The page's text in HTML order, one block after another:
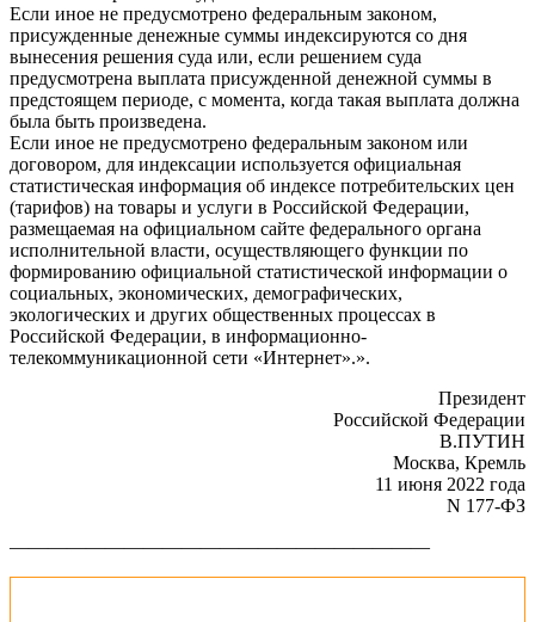
Если иное не предусмотрено федеральным законом,
присужденные денежные суммы индексируются со дня
вынесения решения суда или, если решением суда
предусмотрена выплата присужденной денежной суммы в
предстоящем периоде, с момента, когда такая выплата должна
была быть произведена.
Если иное не предусмотрено федеральным законом или
договором, для индексации используется официальная
статистическая информация об индексе потребительских цен
(тарифов) на товары и услуги в Российской Федерации,
размещаемая на официальном сайте федерального органа
исполнительной власти, осуществляющего функции по
формированию официальной статистической информации о
социальных, экономических, демографических,
экологических и других общественных процессах в
Российской Федерации, в информационно-
телекоммуникационной сети «Интернет».».
Президент
Российской Федерации
В.ПУТИН
Москва, Кремль
11 июня 2022 года
N 177-ФЗ
——————————————————————